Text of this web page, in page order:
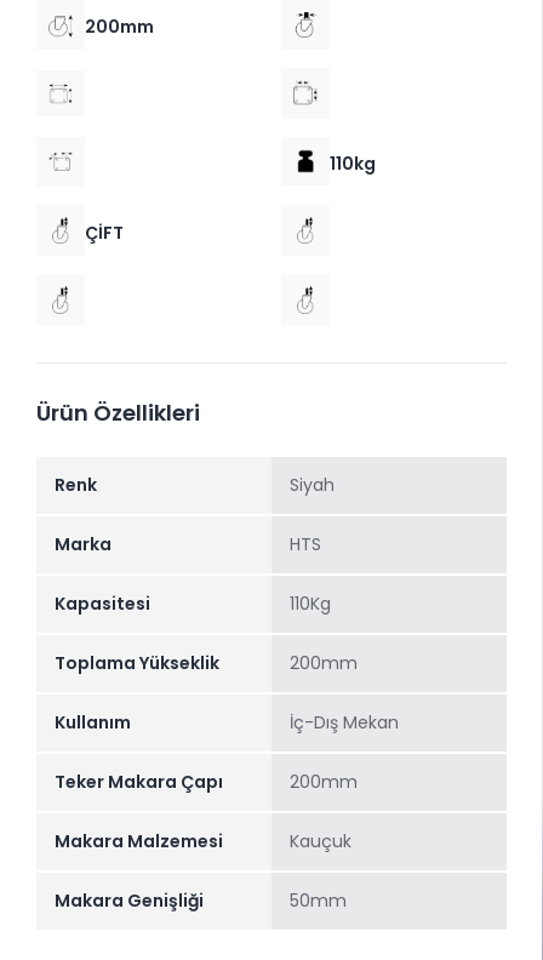
200mm
110kg
ÇİFT
Ürün Özellikleri
Renk Siyah
Marka HTS
Kapasitesi 110Kg
Toplama Yükseklik 200mm
Kullanım İç-Dış Mekan
Teker Makara Çapı 200mm
Makara Malzemesi Kauçuk
Makara Genişliği 50mm